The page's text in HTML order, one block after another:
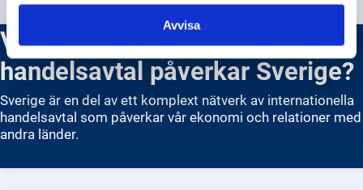
Avvisa
Vilka internationella
handelsavtal påverkar Sverige?
Sverige är en del av ett komplext nätverk av internationella
handelsavtal som påverkar vår ekonomi och relationer med
andra länder.